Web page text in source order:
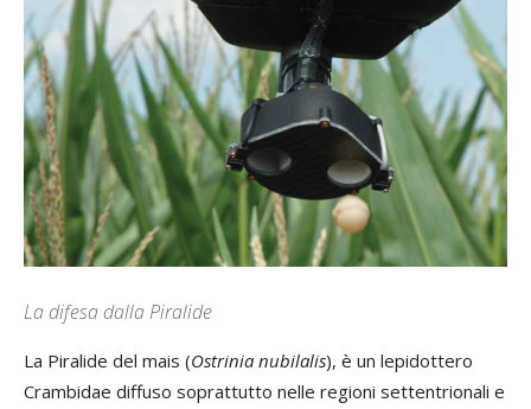
La difesa dalla Piralide
La Piralide del mais (Ostrinia nubilalis), è un lepidottero
Crambidae diffuso soprattutto nelle regioni settentrionali e